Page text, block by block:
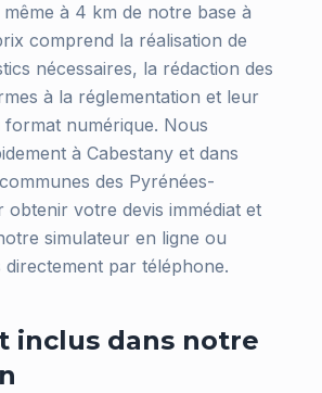
à 4 km de notre base à
comprend la réalisation de
nécessaires, la rédaction des
à la réglementation et leur
format numérique. Nous
à Cabestany et dans
des Pyrénées-
obtenir votre devis immédiat et
simulateur en ligne ou
par téléphone.
inclus dans notre